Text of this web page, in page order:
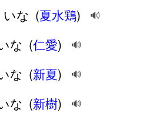
な (夏水鶏) 🔊
な (仁愛) 🔊
な (新夏) 🔊
な (新樹) 🔊